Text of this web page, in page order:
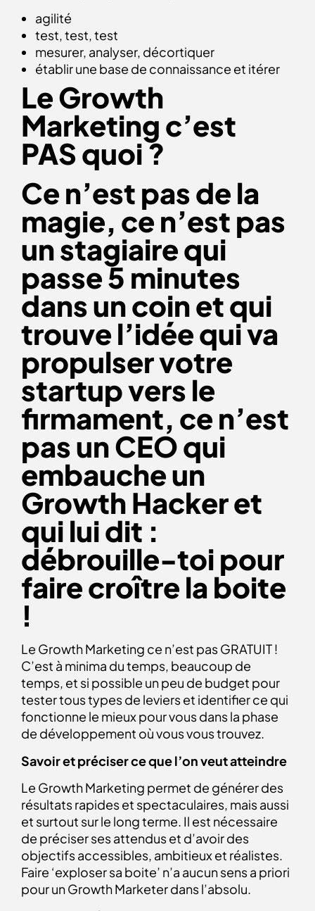
agilité
test, test, test
mesurer, analyser, décortiquer
établir une base de connaissance et itérer
Le Growth
Marketing c’est
PAS quoi ?
Ce n’est pas de la
magie, ce n’est pas
un stagiaire qui
passe 5 minutes
dans un coin et qui
trouve l’idée qui va
propulser votre
startup vers le
firmament, ce n’est
pas un CEO qui
embauche un
Growth Hacker et
qui lui dit :
débrouille-toi pour
faire croître la boite
!
Le Growth Marketing ce n’est pas GRATUIT !
C’est à minima du temps, beaucoup de
temps, et si possible un peu de budget pour
tester tous types de leviers et identifier ce qui
fonctionne le mieux pour vous dans la phase
de développement où vous vous trouvez.
Savoir et préciser ce que l’on veut atteindre
Le Growth Marketing permet de générer des
résultats rapides et spectaculaires, mais aussi
et surtout sur le long terme. Il est nécessaire
de préciser ses attendus et d’avoir des
objectifs accessibles, ambitieux et réalistes.
Faire ‘exploser sa boite’ n’a aucun sens a priori
pour un Growth Marketer dans l’absolu.